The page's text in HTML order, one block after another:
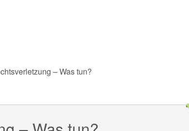
– Was tun?